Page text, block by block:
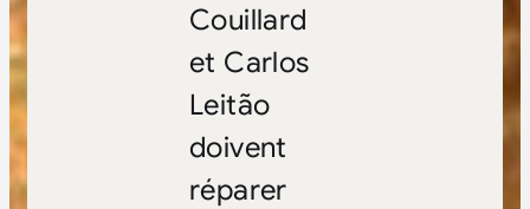
Couillard
et Carlos
Leitão
doivent
réparer